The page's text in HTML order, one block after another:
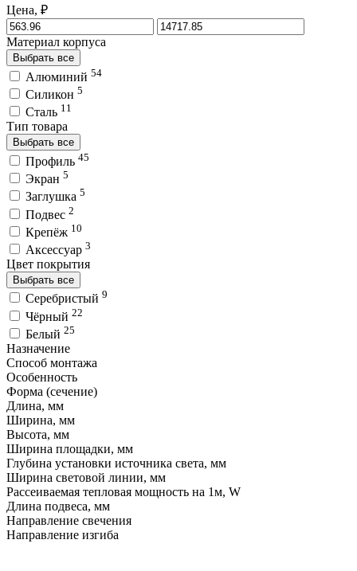
Цена, ₽
Материал корпуса
Выбрать все
Алюминий 54
Силикон 5
Сталь 11
Тип товара
Выбрать все
Профиль 45
Экран 5
Заглушка 5
Подвес 2
Крепёж 10
Аксессуар 3
Цвет покрытия
Выбрать все
Серебристый 9
Чёрный 22
Белый 25
Назначение
Способ монтажа
Особенность
Форма (сечение)
Длина, мм
Ширина, мм
Высота, мм
Ширина площадки, мм
Глубина установки источника света, мм
Ширина световой линии, мм
Рассеиваемая тепловая мощность на 1м, W
Длина подвеса, мм
Направление свечения
Направление изгиба